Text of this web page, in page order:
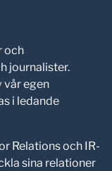
och
journalister.
vår egen
i ledande
Relations och IR-
sina relationer